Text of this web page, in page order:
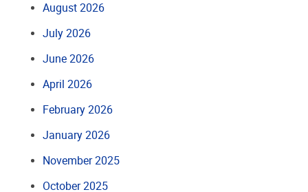
August 2026
July 2026
June 2026
April 2026
February 2026
January 2026
November 2025
October 2025